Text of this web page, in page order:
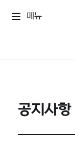
메뉴
공지사항